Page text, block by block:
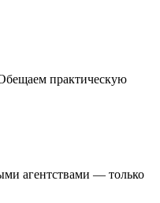
практическую
агентствами — только